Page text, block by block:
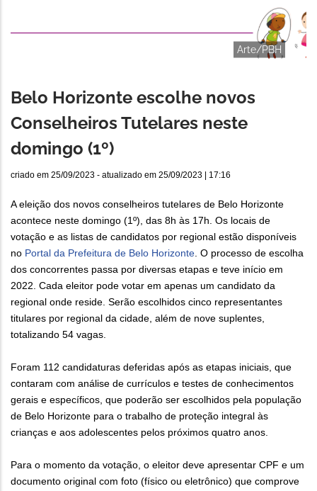
Arte/PBH
Belo Horizonte escolhe novos
Conselheiros Tutelares neste
domingo (1º)
criado em 25/09/2023 - atualizado em 25/09/2023 | 17:16
A eleição dos novos conselheiros tutelares de Belo Horizonte
acontece neste domingo (1º), das 8h às 17h. Os locais de
votação e as listas de candidatos por regional estão disponíveis
no Portal da Prefeitura de Belo Horizonte. O processo de escolha
dos concorrentes passa por diversas etapas e teve início em
2022. Cada eleitor pode votar em apenas um candidato da
regional onde reside. Serão escolhidos cinco representantes
titulares por regional da cidade, além de nove suplentes,
totalizando 54 vagas.
Foram 112 candidaturas deferidas após as etapas iniciais, que
contaram com análise de currículos e testes de conhecimentos
gerais e específicos, que poderão ser escolhidos pela população
de Belo Horizonte para o trabalho de proteção integral às
crianças e aos adolescentes pelos próximos quatro anos.
Para o momento da votação, o eleitor deve apresentar CPF e um
documento original com foto (físico ou eletrônico) que comprove